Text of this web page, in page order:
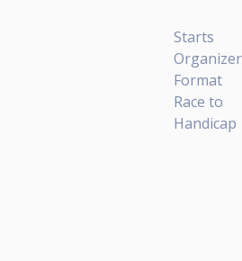
Starts
Organizer
Format
Race to
Handicap